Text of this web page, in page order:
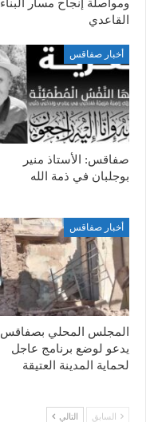
ومواصلة إنجاح مسار البناء
القاعدي
أخبار صفاقس
صفاقس: الأستاذ منير
بوجلبان في ذمة الله
أخبار صفاقس
المجلس المحلي بصفاقس
يدعو لوضع برنامج عاجل
لحماية المدينة العتيقة
السابق التالي